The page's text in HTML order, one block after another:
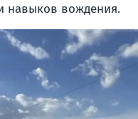
навыков вождения.